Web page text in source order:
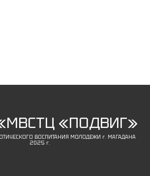
«ПОДВИГ»
ВОСПИТАНИЯ МОЛОДЕЖИ г. МАГАДАНА
2025 г.